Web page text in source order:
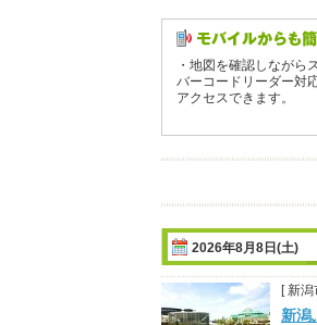
・地図を確認しなが
バーコードリーダー対
アクセスできます。
2026年8月8日(土)
[ 新
新潟